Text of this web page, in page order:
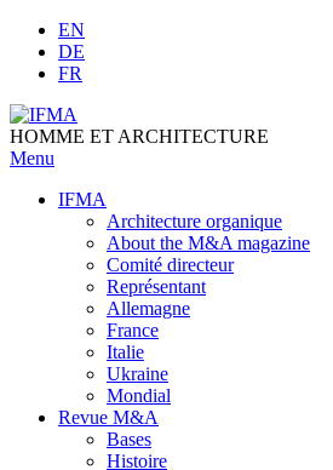
Skip
content
EN
DE
FR
HOMME ET ARCHITECTURE
Menu
IFMA
Architecture organique
Аbout the M&A magazine
Comité directeur
Représentant
Allemagne
France
Italie
Ukraine
Mondial
Revue M&A
Bases
Histoire